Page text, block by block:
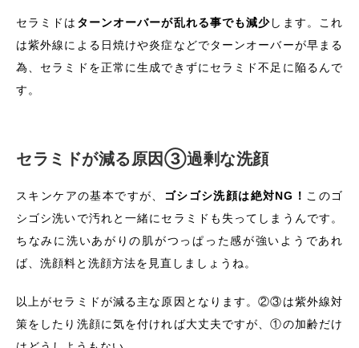
セラミドは ターンオーバーが乱れる事でも減少します。これ
は紫外線による日焼けや炎症などでターンオーバーが早まる
為、セラミドを正常に生成できずにセラミド不足に陥るんで
す。
セラミドが減る原因③過剰な洗顔
スキンケアの基本ですが、 ゴシゴシ洗顔は絶対NG！ このゴ
シゴシ洗いで汚れと一緒にセラミドも失ってしまうんです。
ちなみに洗いあがりの肌がつっぱった感が強いようであれ
ば、洗顔料と洗顔方法を見直しましょうね。
以上がセラミドが減る主な原因となります。②③は紫外線対
策をしたり洗顔に気を付ければ大丈夫ですが、①の加齢だけ